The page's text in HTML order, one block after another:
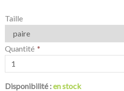
Taille
Quantité
Disponibilité :en stock